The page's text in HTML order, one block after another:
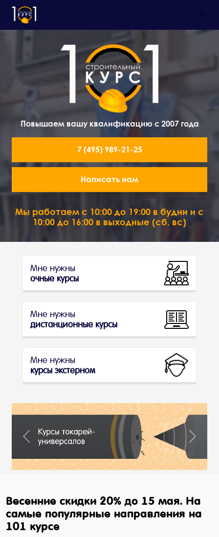
Повышаем вашу квалификацию с 2007 года
7 (495) 989-21-25
Написать нам
Мы работаем с 10:00 до 19:00 в будни и с
10:00 до 16:00 в выходные (сб, вс)
Мне нужны
очные курсы
Мне нужны
дистанционные курсы
Мне нужны
курсы экстерном
Previous Next
Весенние скидки 20% до 15 мая. На
самые популярные направления на
101 курсе